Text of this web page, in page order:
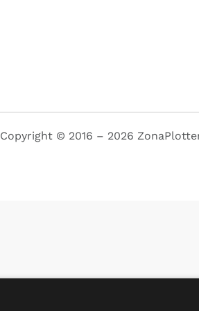
Copyright © 2016 – 2026